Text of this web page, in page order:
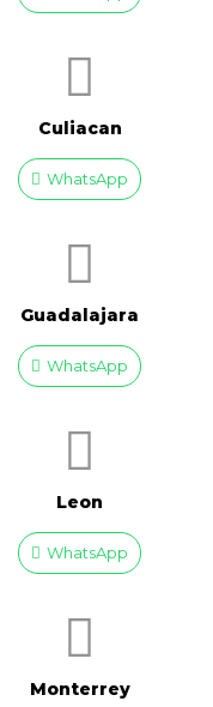
Culiacan
WhatsApp
Guadalajara
WhatsApp
Leon
WhatsApp
Monterrey